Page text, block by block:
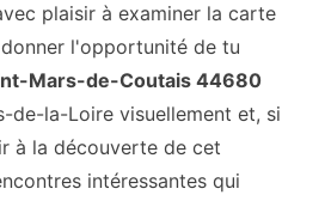
plaisir à examiner la carte
l'opportunité de tu
Mars-de-Coutais 44680
de-la-Loire visuellement et, si
à la découverte de cet
intéressantes qui